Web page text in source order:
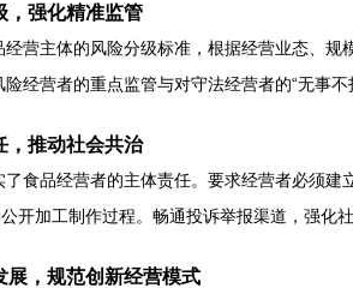
，强化精准监管
经营主体的风险分级标准，根据经营业态、
经营者的重点监管与对守法经营者的“无事不
，推动社会共治
了食品经营者的主体责任。要求经营者必须
开加工制作过程。畅通投诉举报渠道，强化
展，规范创新经营模式